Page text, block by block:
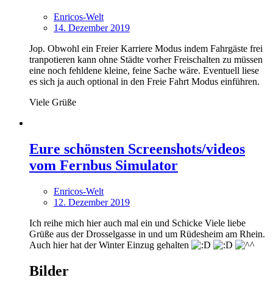
Enricos-Welt
14. Dezember 2019
Jop. Obwohl ein Freier Karriere Modus indem Fahrgäste frei
tranpotieren kann ohne Städte vorher Freischalten zu müssen
eine noch fehldene kleine, feine Sache wäre. Eventuell liese
es sich ja auch optional in den Freie Fahrt Modus einführen.
Viele Grüße
Eure schönsten Screenshots/videos
vom Fernbus Simulator
Enricos-Welt
12. Dezember 2019
Ich reihe mich hier auch mal ein und Schicke Viele liebe
Grüße aus der Drosselgasse in und um Rüdesheim am Rhein.
Auch hier hat der Winter Einzug gehalten
Bilder